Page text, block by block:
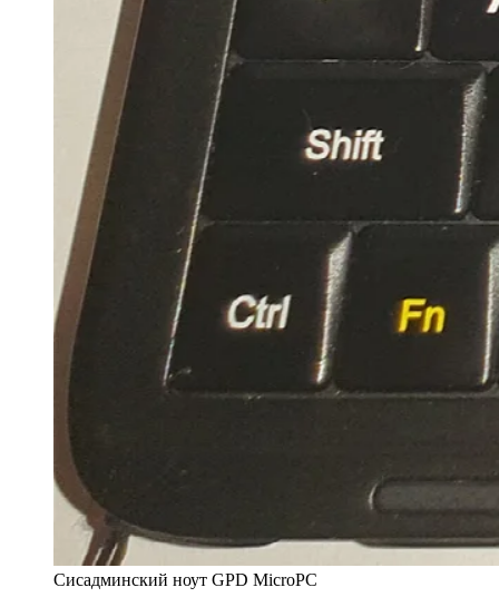
Сисадминский ноут GPD MicroPC